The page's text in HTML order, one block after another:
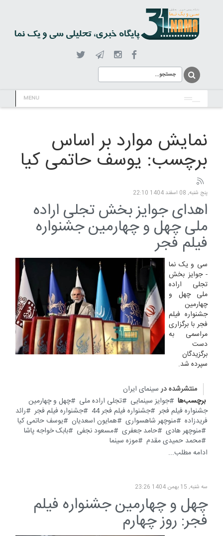
MENU
نمایش موارد بر اساس
برچسب: یوسف حاتمی کیا
پنج شنبه, 08 اسفند 1404 22:10
اهدای جوایز بخش تجلی اراده
ملی چهل و چهارمین جشنواره
فیلم فجر
سی و یک نما
- جوایز بخش
تجلی اراده
ملی چهل و
چهارمین
جشنواره فیلم
فجر با برگزاری
مراسمی به
دست
برگزیدگان
سپرده شد.
منتشرشده در سینمای ایران
برچسب‌ها
جوایز سینمایی تجلی اراده ملی
چهل و چهارمین
جشنواره فیلم فجر
جشنواره فیلم فجر 44 جشنواره فیلم فجر
رائد
فریدزاده
منوچهر شاهسواری همایون اسعدیان
یوسف حاتمی کیا
منوچهر هادی
حامد جعفری مسعود نجفی
بابک خواجه پاشا
محمد حمیدی مقدم
موزه سینما
ادامه مطلب...
سه شنبه, 15 بهمن 1404 23:26
چهل و چهارمین جشنواره فیلم
فجر: روز چهارم